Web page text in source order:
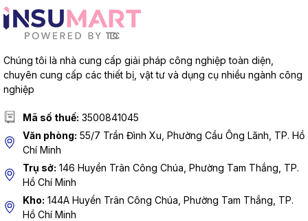
Chúng tôi là nhà cung cấp giải pháp công nghiệp toàn diện,
chuyên cung cấp các thiết bị, vật tư và dụng cụ nhiều ngành công
nghiệp
Mã số thuế: 3500841045
Văn phòng: 55/7 Trần Đình Xu, Phường Cầu Ông Lãnh, TP. Hồ
Chí Minh
Trụ sở: 146 Huyền Trân Công Chúa, Phường Tam Thắng, TP.
Hồ Chí Minh
Kho: 144A Huyền Trân Công Chúa, Phường Tam Thắng, TP.
Hồ Chí Minh